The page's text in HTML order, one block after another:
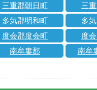
三重郡朝日町
三
多気郡明和町
多
度会郡度会町
度
南牟婁郡
南牟